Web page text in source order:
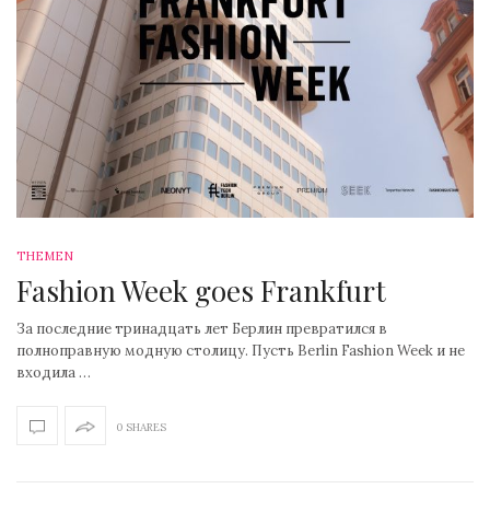
THEMEN
Fashion Week goes Frankfurt
За последние тринадцать лет Берлин превратился в
полноправную модную столицу. Пусть Berlin Fashion Week и не
входила …
0 SHARES